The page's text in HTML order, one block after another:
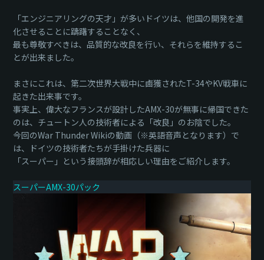
「エンジニアリングの天才」が多いドイツは、他国の開発を進
化させることに躊躇することなく、
最も尊敬すべきは、品質的な改良を行い、それらを維持するこ
とが出来ました。
まさにこれは、第二次世界大戦中に鹵獲されたT-34やKV戦車に
起きた出来事です。
事実上、偉大なフランスが設計したAMX-30が無事に帰国できた
のは、チュートン人の技術者による「改良」のお陰でした。
今回のWar Thunder Wikiの動画（※英語音声となります）で
は、ドイツの技術者たちが手掛けた兵器に
「スーパー」という接頭辞が相応しい理由をご紹介します。
スーパーAMX-30パック